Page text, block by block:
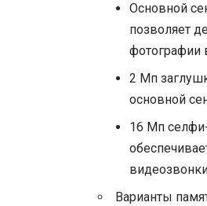
Основной
позволяет
фотографии
2 Мп
основной
16 Мп
Варианты